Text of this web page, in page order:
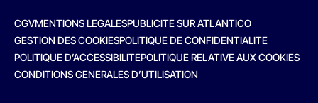
CGVMENTIONS LEGALESPUBLICITE SUR ATLANTICO
GESTION DES COOKIESPOLITIQUE DE CONFIDENTIALITE
POLITIQUE D’ACCESSIBILITEPOLITIQUE RELATIVE AUX COOKIES
CONDITIONS GENERALES D’UTILISATION